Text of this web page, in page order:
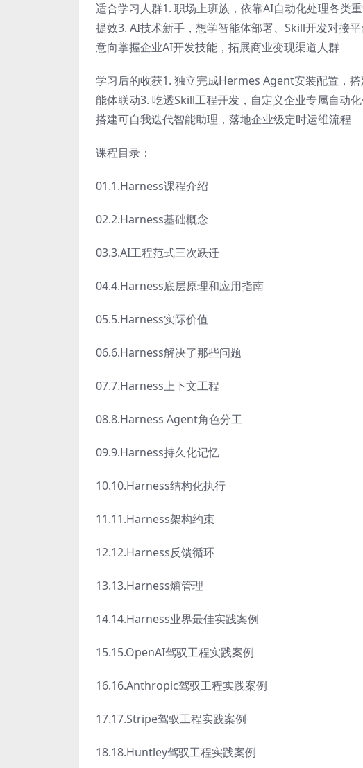
适合学习人群1. 职场上班族，依靠AI自动化处理各类
提效3. AI技术新手，想学智能体部署、Skill开发对接
意向掌握企业AI开发技能，拓展商业变现渠道人群
学习后的收获1. 独立完成Hermes Agent安装配置，
能体联动3. 吃透Skill工程开发，自定义企业专属自动
搭建可自我迭代智能助理，落地企业级定时运维流程
课程目录：
01.1.Harness课程介绍
02.2.Harness基础概念
03.3.AI工程范式三次跃迁
04.4.Harness底层原理和应用指南
05.5.Harness实际价值
06.6.Harness解决了那些问题
07.7.Harness上下文工程
08.8.Harness Agent角色分工
09.9.Harness持久化记忆
10.10.Harness结构化执行
11.11.Harness架构约束
12.12.Harness反馈循环
13.13.Harness熵管理
14.14.Harness业界最佳实践案例
15.15.OpenAI驾驭工程实践案例
16.16.Anthropic驾驭工程实践案例
17.17.Stripe驾驭工程实践案例
18.18.Huntley驾驭工程实践案例